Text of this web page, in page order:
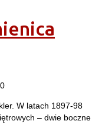
0
W latach 1897-98
– dwie boczne